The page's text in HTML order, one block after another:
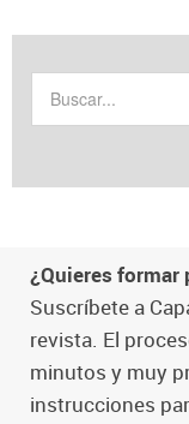
¿Quieres formar
Suscríbete a
revista. El
minutos y muy
instrucciones